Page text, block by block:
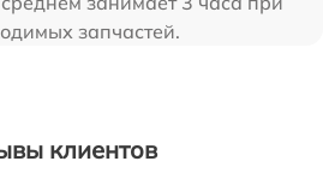
запчастей.
клиентов